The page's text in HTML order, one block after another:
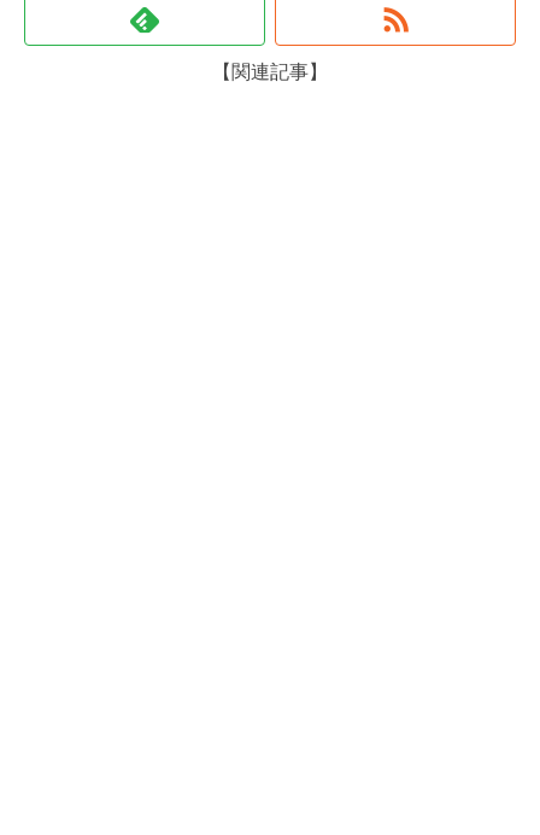
【関連記事】